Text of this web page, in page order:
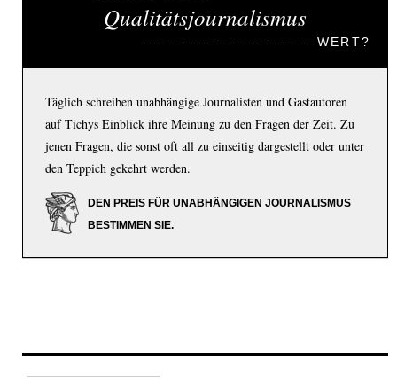
Qualitätsjournalismus
WERT?
Täglich schreiben unabhängige Journalisten und Gastautoren
auf Tichys Einblick ihre Meinung zu den Fragen der Zeit. Zu
jenen Fragen, die sonst oft all zu einseitig dargestellt oder unter
den Teppich gekehrt werden.
DEN PREIS FÜR UNABHÄNGIGEN JOURNALISMUS
BESTIMMEN SIE.